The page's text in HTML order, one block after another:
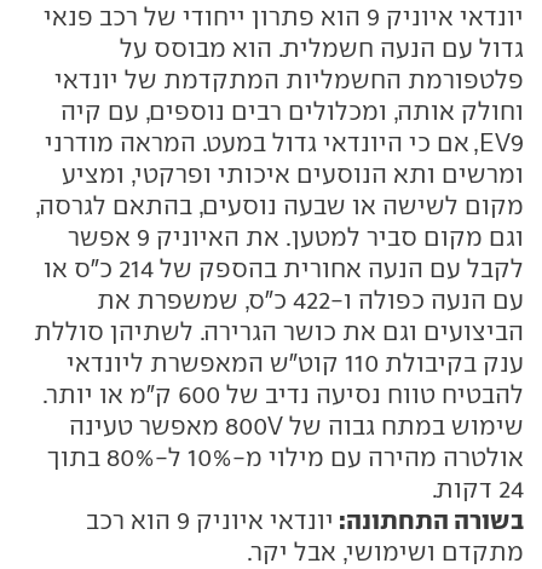
יונדאי איוניק 9 הוא פתרון ייחודי של רכב פנאי
גדול עם הנעה חשמלית. הוא מבוסס על
פלטפורמת החשמליות המתקדמת של יונדאי
וחולק אותה, ומכלולים רבים נוספים, עם קיה
EV9, אם כי היונדאי גדול במעט. המראה מודרני
ומרשים ותא הנוסעים איכותי ופרקטי, ומציע
מקום לשישה או שבעה נוסעים, בהתאם לגרסה,
וגם מקום סביר למטען. את האיוניק 9 אפשר
לקבל עם הנעה אחורית בהספק של 214 כ"ס או
עם הנעה כפולה ו-422 כ"ס, שמשפרת את
הביצועים וגם את כושר הגרירה. לשתיהן סוללת
ענק בקיבולת 110 קוט"ש המאפשרת ליונדאי
להבטיח טווח נסיעה נדיב של 600 ק"מ או יותר.
שימוש במתח גבוה של 800V מאפשר טעינה
אולטרה מהירה עם מילוי מ-10% ל-80% בתוך
24 דקות.
בשורה התחתונה:
יונדאי איוניק 9 הוא רכב
מתקדם ושימושי, אבל יקר.